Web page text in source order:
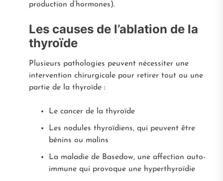
production d’hormones).
Les causes de l’ablation de la
thyroïde
Plusieurs pathologies peuvent nécessiter une
intervention chirurgicale pour retirer tout ou une
partie de la thyroïde :
Le cancer de la thyroïde
Les nodules thyroïdiens, qui peuvent être
bénins ou malins
La maladie de Basedow, une affection auto-
immune qui provoque une hyperthyroïdie